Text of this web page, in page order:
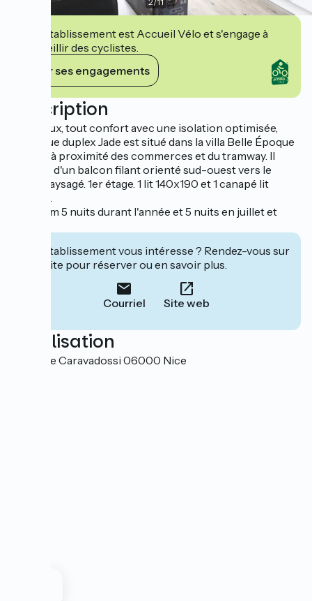
Cet établissement est Accueil Vélo et s'engage à
accueillir des cyclistes.
Voir ses engagements
Description
Lumineux, tout confort avec une isolation optimisée,
l'atypique duplex Jade est situé dans la villa Belle Époque
"le Nid", à proximité des commerces et du tramway. Il
dispose d'un balcon filant orienté sud-ouest vers le
jardin paysagé. 1er étage. 1 lit 140x190 et 1 canapé lit
90x190.
Minimum 5 nuits durant l'année et 5 nuits en juillet et
Cet établissement vous intéresse ? Rendez-vous sur
leur site pour réserver ou en savoir plus.
Courriel Site web
Localisation
4 avenue Caravadossi 06000 Nice